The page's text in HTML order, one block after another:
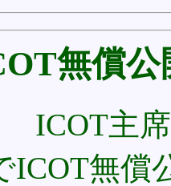
無償
ICOT主
ICOT無